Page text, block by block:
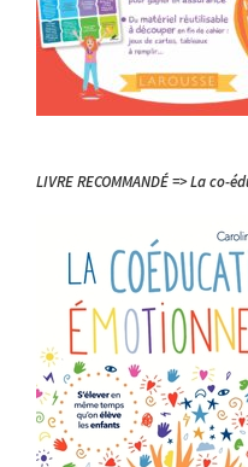
LIVRE RECOMMANDÉ => La